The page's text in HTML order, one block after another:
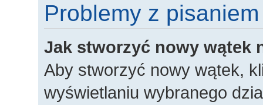
Problemy z pisaniem
Jak stworzyć nowy wątek
Aby stworzyć nowy wątek,
wyświetlaniu wybranego